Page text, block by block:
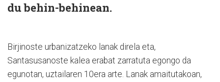
du behin-behinean.
Birjinoste urbanizatzeko lanak direla eta,
Santasusanoste kalea erabat zarratuta egongo da
egunotan, uztailaren 10era arte. Lanak amaitutakoan,